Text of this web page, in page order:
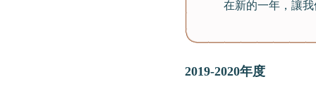
在新的一年，讓我
2019-2020年度